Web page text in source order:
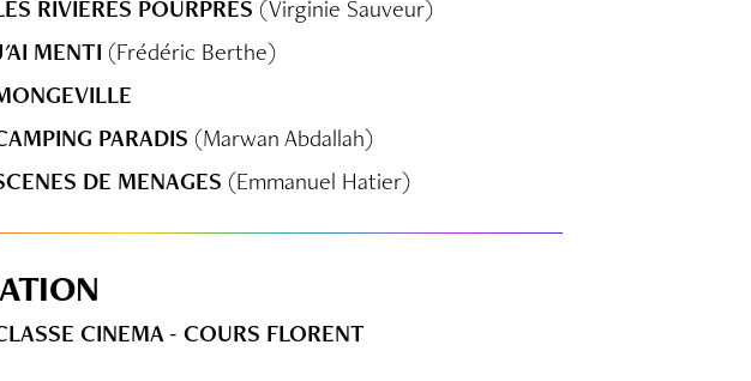
RIVIERES POURPRES (Virginie Sauveur)
MENTI (Frédéric Berthe)
PARADIS (Marwan Abdallah)
DE MENAGES (Emmanuel Hatier)
CINEMA - COURS FLORENT